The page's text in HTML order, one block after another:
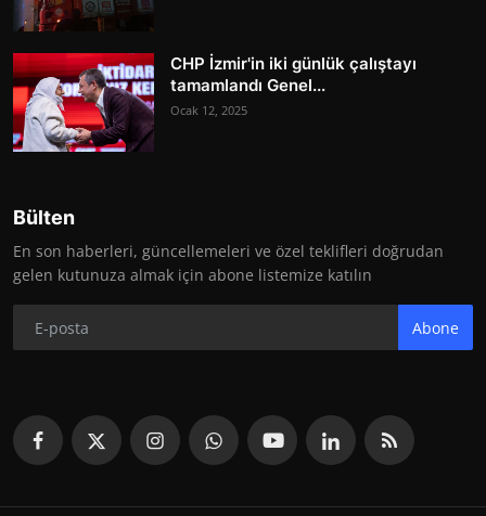
CHP İzmir'in iki günlük çalıştayı
tamamlandı Genel...
Ocak 12, 2025
Bülten
En son haberleri, güncellemeleri ve özel teklifleri doğrudan
gelen kutunuza almak için abone listemize katılın
Abone